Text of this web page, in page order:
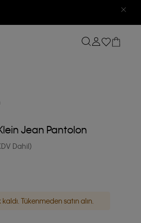
Jean Pantolon
Dahil)
Tükenmeden satın alın.